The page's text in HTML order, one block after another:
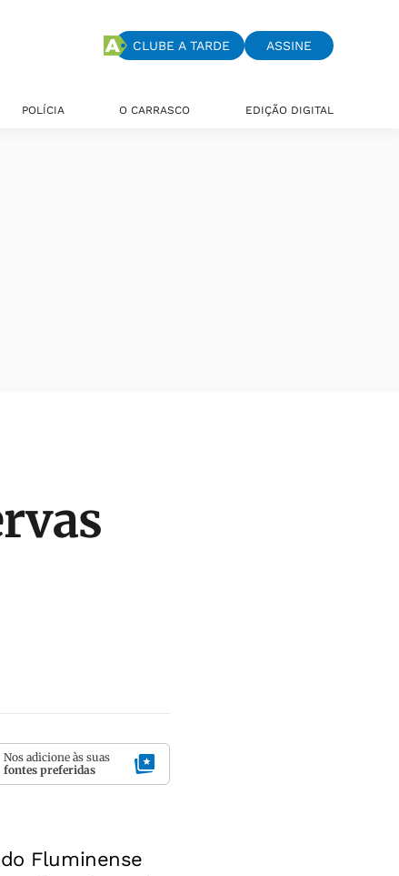
CLUBE A TARDE ASSINE
POLÍCIA O CARRASCO EDIÇÃO DIGITAL
Nos adicione às suas
fontes preferidas
Fluminense